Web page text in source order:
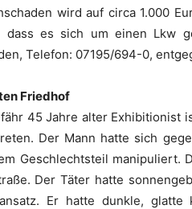
wird auf circa 1.000
dass es sich um einen Lkw
Telefon: 07195/694-0,
Friedhof
45 Jahre alter Exhibitionist
Der Mann hatte sich
Geschlechtsteil manipuliert.
Der Täter hatte
Er hatte dunkle,